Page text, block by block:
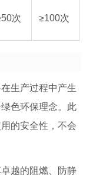
次 ≥100次
生产过程中产生
色环保理念。此
的安全性，不会
越的阻燃、防静